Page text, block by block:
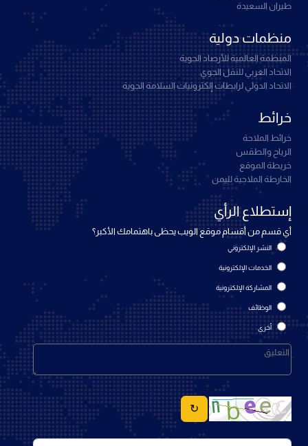
طيران السعيدة
منظمات دولية
المنظمة العالمية للأرصاد الجوية
الاتحاد العربي للنقل الجوي
الاتحاد الدولي لرابطات إلكترونيات السلامة الجوية
خرائط
خرائط الملاحة
الرياح والطقس
خريطة الموقع
الخارطة الملاحية لليمن
إستطلاع الرأي
أي قسم من أقسام موقع الويب يحظى باهتمامك الأكبر؟
النشر الإلكتروني
الخدمات الإلكترونية
المشاركة الإلكترونية
الوظائف
أخرى
↻